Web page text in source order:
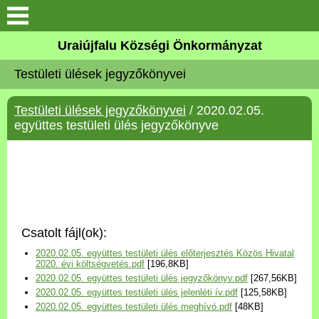
Köszöntő
Elérhetőségek
Uraiújfalu
Választási információk
Versenyképes Járások
Program
Uraiújfalu Községi Önkormányzat
Testületi ülések jegyzőkönyvei
Testületi ülések jegyzőkönyvei / 2020.02.05.
együttes testületi ülés jegyzőkönyve
Csatolt fájl(ok):
2020.02.05. együttes testületi ülés előterjesztés Közös Hivatal
2020. évi költségvetés.pdf [196,8KB]
2020.02.05. együttes testületi ülés jegyzőkönyv.pdf [267,56KB]
2020.02.05. együttes testületi ülés jelenléti ív.pdf [125,58KB]
2020.02.05. együttes testületi ülés meghívó.pdf [48KB]